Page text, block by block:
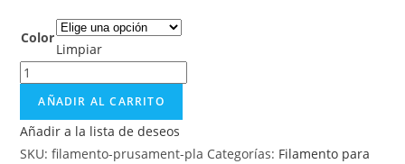
Color
Limpiar
AÑADIR AL CARRITO
Añadir a la lista de deseos
SKU:filamento-prusament-pla Categorías: Filamento para